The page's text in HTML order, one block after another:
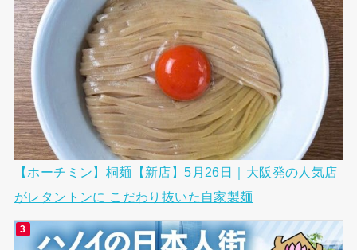
【ホーチミン】桐麺【新店】5月26日｜大阪発の人気店
がレタントンに こだわり抜いた自家製麺